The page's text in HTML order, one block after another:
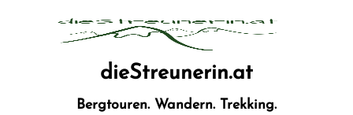
dieStreunerin.at
Bergtouren. Wandern. Trekking.